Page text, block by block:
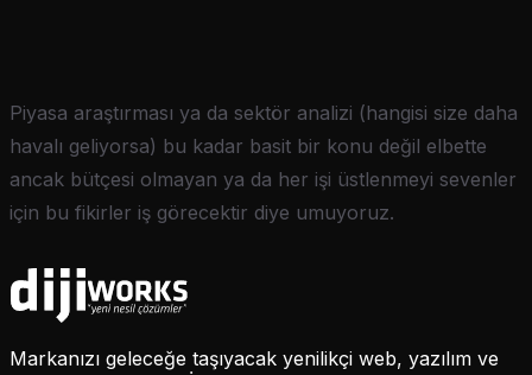
Piyasa araştırması ya da sektör analizi (hangisi size daha
havalı geliyorsa) bu kadar basit bir konu değil elbette
ancak bütçesi olmayan ya da her işi üstlenmeyi sevenler
için bu fikirler iş görecektir diye umuyoruz.
Markanızı geleceğe taşıyacak yenilikçi web, yazılım ve